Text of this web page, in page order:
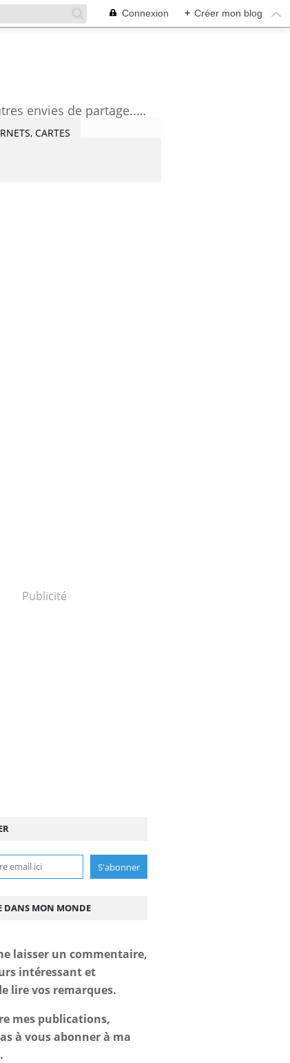
Connexion + Créer mon blog
découvrez mes aquarelles, mes tutoriels, mes coups de coeur lecture et artistes et autres envies de partage....Céline Castaingt-T.
CARTES
Publicité
DANS MON MONDE
laisser un commentaire,
intéressant et
lire vos remarques.
mes publications,
à vous abonner à ma